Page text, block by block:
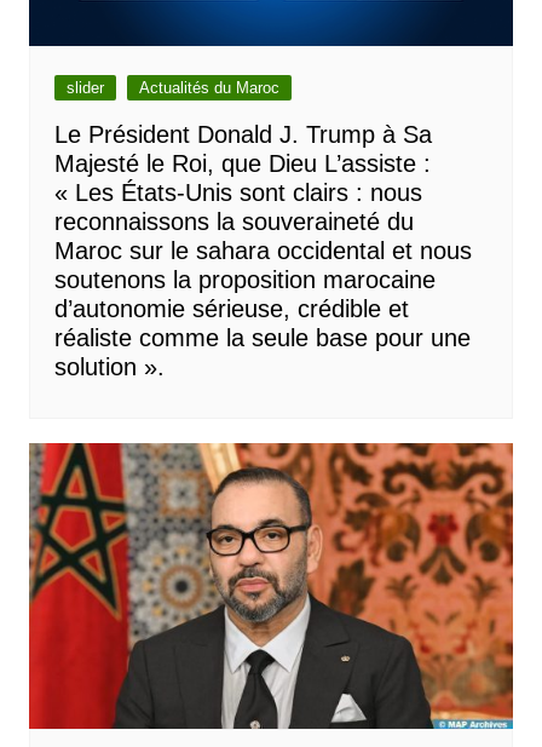
slider Actualités du Maroc
Le Président Donald J. Trump à Sa
Majesté le Roi, que Dieu L’assiste :
« Les États-Unis sont clairs : nous
reconnaissons la souveraineté du
Maroc sur le sahara occidental et nous
soutenons la proposition marocaine
d’autonomie sérieuse, crédible et
réaliste comme la seule base pour une
solution ».